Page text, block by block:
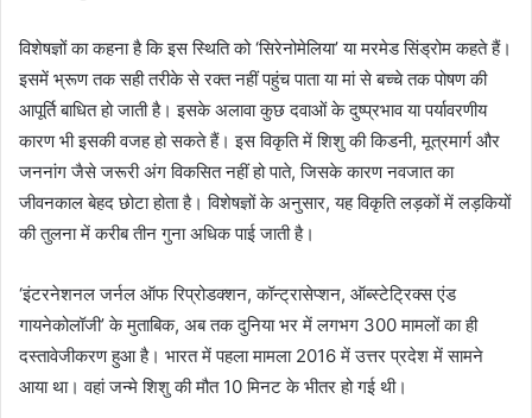
विशेषज्ञों का कहना है कि इस स्थिति को ‘सिरेनोमेलिया’ या मरमेड सिंड्रोम कहते हैं।
इसमें भ्रूण तक सही तरीके से रक्त नहीं पहुंच पाता या मां से बच्चे तक पोषण की
आपूर्ति बाधित हो जाती है। इसके अलावा कुछ दवाओं के दुष्प्रभाव या पर्यावरणीय
कारण भी इसकी वजह हो सकते हैं। इस विकृति में शिशु की किडनी, मूत्रमार्ग और
जननांग जैसे जरूरी अंग विकसित नहीं हो पाते, जिसके कारण नवजात का
जीवनकाल बेहद छोटा होता है। विशेषज्ञों के अनुसार, यह विकृति लड़कों में लड़कियों
की तुलना में करीब तीन गुना अधिक पाई जाती है।
‘इंटरनेशनल जर्नल ऑफ रिप्रोडक्शन, कॉन्ट्रासेप्शन, ऑब्स्टेट्रिक्स एंड
गायनेकोलॉजी’ के मुताबिक, अब तक दुनिया भर में लगभग 300 मामलों का ही
दस्तावेजीकरण हुआ है। भारत में पहला मामला 2016 में उत्तर प्रदेश में सामने
आया था। वहां जन्मे शिशु की मौत 10 मिनट के भीतर हो गई थी।